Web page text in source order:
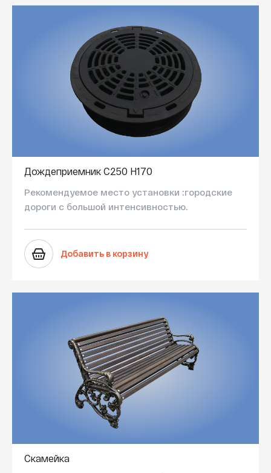
Дождеприемник C250 H170
Рекомендуемое место установки :городские
дороги с большой интенсивностью.
Добавить в корзину
Скамейка